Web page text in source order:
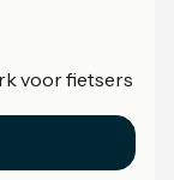
voor fietsers